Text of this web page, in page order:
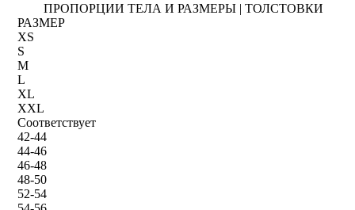
ПРОПОРЦИИ ТЕЛА И РАЗМЕРЫ | ТОЛСТОВКИ
РАЗМЕР
XS
S
M
L
XL
XXL
Соответствует
42-44
44-46
46-48
48-50
52-54